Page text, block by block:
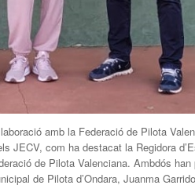
amb la Federació de Pilota
JECV, com ha destacat la Regidora
de Pilota Valenciana. Ambdós
de Pilota d’Ondara, Juanma